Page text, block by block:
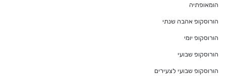
הומאופתיה
הורוסקופ אהבה שנתי
הורוסקופ יומי
הורוסקופ שבועי
הורוסקופ שבועי לצעירים